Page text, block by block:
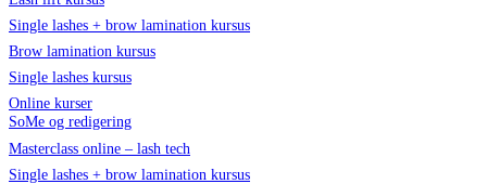
Single lashes + brow lamination kursus
Brow lamination kursus
Single lashes kursus
Online kurser
SoMe og redigering
Masterclass online – lash tech
Single lashes + brow lamination kursus